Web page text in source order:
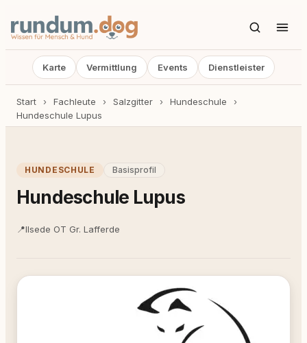
Karte Vermittlung Events Dienstleister
Start › Fachleute › Salzgitter › Hundeschule
›
Hundeschule Lupus
HUNDESCHULE Basisprofil
Hundeschule Lupus
📍Ilsede OT Gr. Lafferde